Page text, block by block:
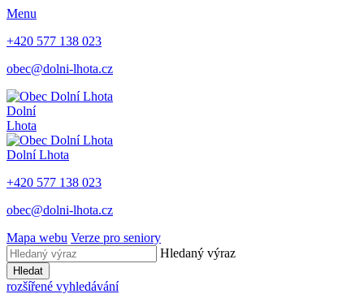
Menu
+420 577 138 023
obec@dolni-lhota.cz
Dolní
Lhota
Dolní Lhota
+420 577 138 023
obec@dolni-lhota.cz
Mapa webu Verze pro seniory
Hledaný výraz
Hledat
rozšířené vyhledávání